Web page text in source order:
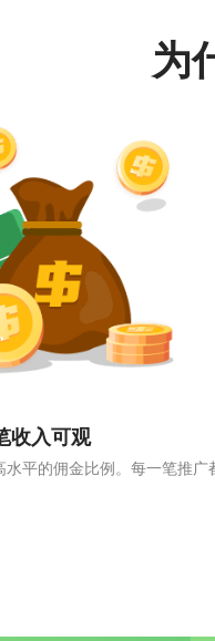
为
收入可观
平的佣金比例。每一笔推广